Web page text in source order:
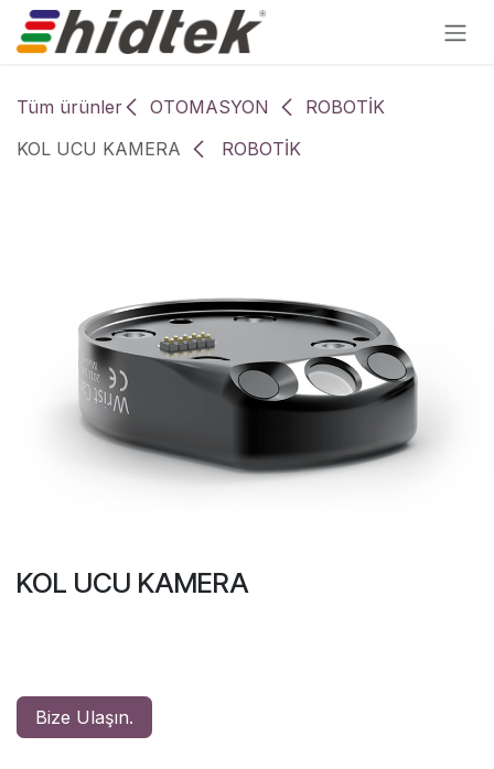
İçereği Atla
Tüm ürünler OTOMASYON
ROBOTİK
KOL UCU KAMERA
ROBOTİK
KOL UCU KAMERA
Bize Ulaşın.